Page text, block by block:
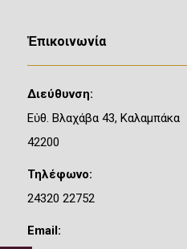
Ἐπικοινωνία
Διεύθυνση:
Εὐθ. Βλαχάβα 43, Καλαμπάκα
42200
Τηλέφωνο:
24320 22752
Email: